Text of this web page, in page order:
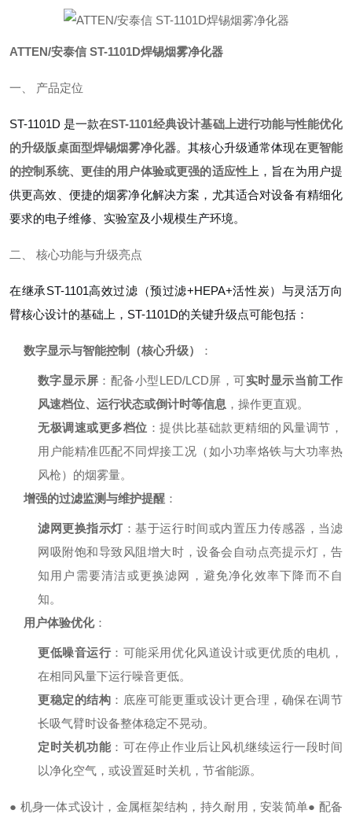
ATTEN/安泰信 ST-1101D焊锡烟雾净化器
一、 产品定位
ST-1101D 是一款在ST-1101经典设计基础上进行功能与性能优化
的升级版桌面型焊锡烟雾净化器。其核心升级通常体现在更智能
的控制系统、更佳的用户体验或更强的适应性上，旨在为用户提
供更高效、便捷的烟雾净化解决方案，尤其适合对设备有精细化
要求的电子维修、实验室及小规模生产环境。
二、 核心功能与升级亮点
在继承ST-1101高效过滤（预过滤+HEPA+活性炭）与灵活万向
臂核心设计的基础上，ST-1101D的关键升级点可能包括：
数字显示与智能控制（核心升级） ：
数字显示屏 ：配备小型LED/LCD屏，可实时显示当前工作
风速档位、运行状态或倒计时等信息 ，操作更直观。
无极调速或更多档位 ：提供比基础款更精细的风量调节，
用户能精准匹配不同焊接工况（如小功率烙铁与大功率热
风枪）的烟雾量。
增强的过滤监测与维护提醒 ：
滤网更换指示灯：基于运行时间或内置压力传感器，当滤
网吸附饱和导致风阻增大时，设备会自动点亮提示灯，告
知用户需要清洁或更换滤网，避免净化效率下降而不自
知。
用户体验优化：
更低噪音运行：可能采用优化风道设计或更优质的电机，
在相同风量下运行噪音更低。
更稳定的结构 ：底座可能更重或设计更合理，确保在调节
长吸气臂时设备整体稳定不晃动。
定时关机功能 ：可在停止作业后让风机继续运行一段时间
以净化空气，或设置延时关机，节省能源。
● 机身一体式设计，金属框架结构，持久耐用，安装简单● 配备